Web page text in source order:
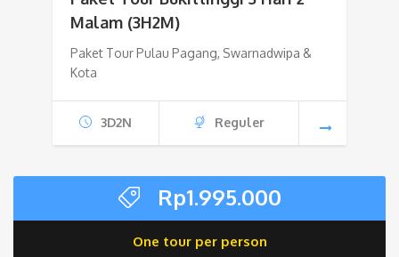
Malam (3H2M)
Paket Tour Pulau Pagang, Swarnadwipa &
Kota
3D2N Reguler
Rp1.995.000
One tour per person